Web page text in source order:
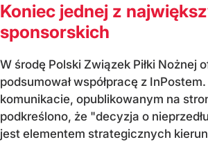
Koniec jednej z
sponsorskich
W środę Polski Związek Piłki Nożnej
podsumował współpracę z
komunikacie, opublikowanym na
podkreślono, że "decyzja o
jest elementem strategicznych